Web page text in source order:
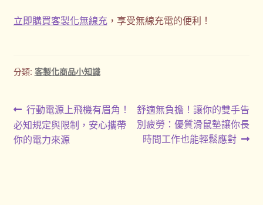
立即購買客製化無線充，享受無線充電的便利！
分類: 客製化商品小知識
文
章
上
一
篇
行動電源上飛機有眉角！
必知規定與限制，安心攜帶
你的電力來源
下
一
篇
舒適無負擔！讓你的雙手告
別疲勞：優質滑鼠墊讓你長
時間工作也能輕鬆應對